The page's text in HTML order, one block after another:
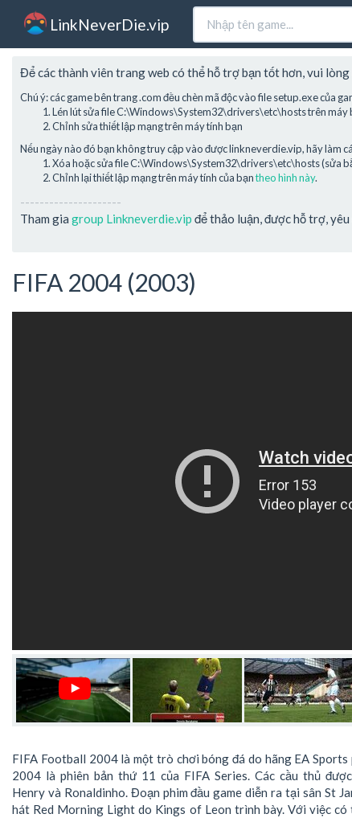
LinkNeverDie.vip
Để các thành viên trang web có thể hỗ trợ bạn tốt hơn, vui lòng
Chú ý: các game bên trang .com đều chèn mã độc vào file setup.exe của
Lén lút sửa file C:\Windows\System32\drivers\etc\hosts trên máy
Chỉnh sửa thiết lập mạng trên máy tính bạn
Nếu ngày nào đó bạn không truy cập vào được linkneverdie.vip, hãy làm
Xóa hoặc sửa file C:\Windows\System32\drivers\etc\hosts (sửa
Chỉnh lại thiết lập mạng trên máy tính của bạntheo hình này.
---------------------
Tham gia group Linkneverdie.vip để thảo luận, được hỗ trợ,
FIFA 2004 (2003)
FIFA Football 2004 là một trò chơi bóng đá do hãng EA
2004 là phiên bản thứ 11 của FIFA Series. Các cầu thủ
Henry và Ronaldinho. Đoạn phim đầu game diễn ra tại sân St
hát Red Morning Light do Kings of Leon trình bày. Với việc